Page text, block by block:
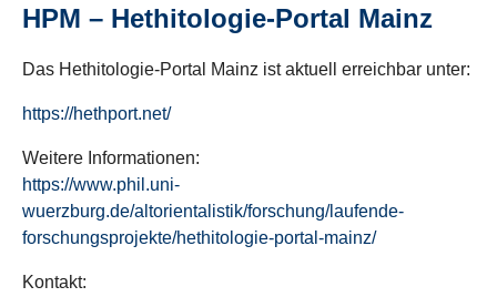
HPM – Hethitologie-Portal Mainz
Das Hethitologie-Portal Mainz ist aktuell erreichbar unter:
https://hethport.net/
Weitere Informationen:
https://www.phil.uni-
wuerzburg.de/altorientalistik/forschung/laufende-
forschungsprojekte/hethitologie-portal-mainz/
Kontakt: